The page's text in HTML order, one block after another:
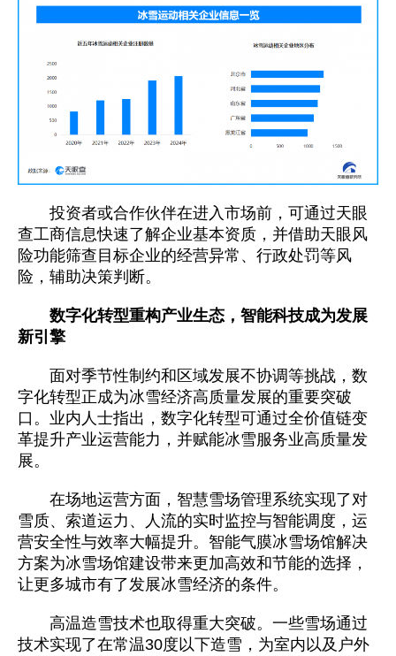
投资者或合作伙伴在进入市场前，可通过天眼
查工商信息快速了解企业基本资质，并借助天眼风
险功能筛查目标企业的经营异常、行政处罚等风
险，辅助决策判断。
数字化转型重构产业生态，智能科技成为发展
新引擎
面对季节性制约和区域发展不协调等挑战，数
字化转型正成为冰雪经济高质量发展的重要突破
口。业内人士指出，数字化转型可通过全价值链变
革提升产业运营能力，并赋能冰雪服务业高质量发
展。
在场地运营方面，智慧雪场管理系统实现了对
雪质、索道运力、人流的实时监控与智能调度，运
营安全性与效率大幅提升。智能气膜冰雪场馆解决
方案为冰雪场馆建设带来更加高效和节能的选择，
让更多城市有了发展冰雪经济的条件。
高温造雪技术也取得重大突破。一些雪场通过
技术实现了在常温30度以下造雪，为室内以及户外